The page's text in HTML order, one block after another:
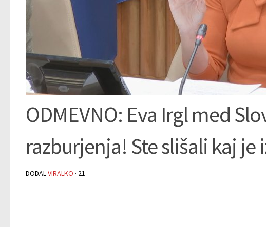
ODMEVNO: Eva Irgl med
razburjenja! Ste slišali kaj je
DODALVIRALKO · 21